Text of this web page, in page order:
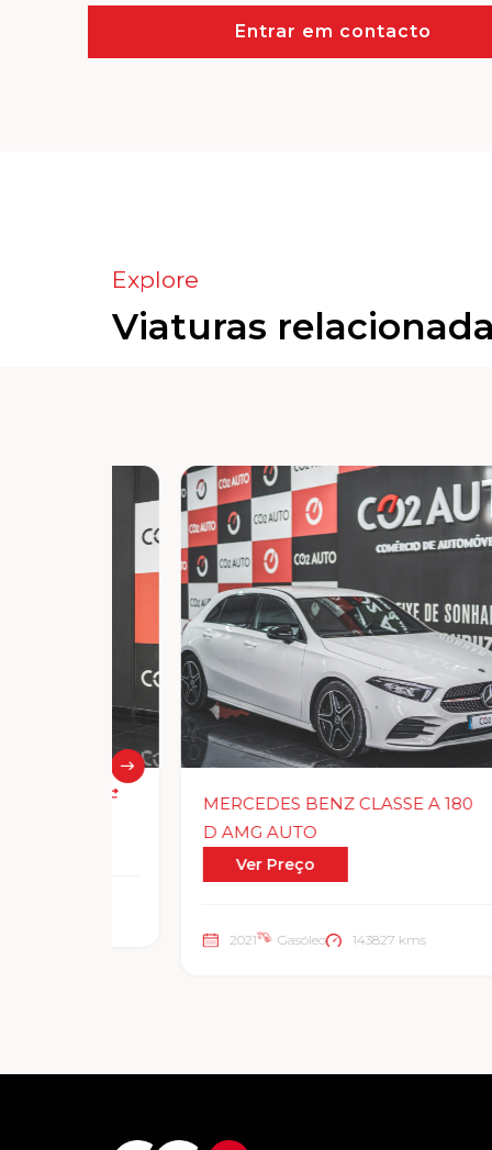
Entrar em contacto
Explore
Viaturas
MERCEDES BENZ CLASSE A 180
D AMG AUTO
Ver Preço
Gasóleo 143827 kms